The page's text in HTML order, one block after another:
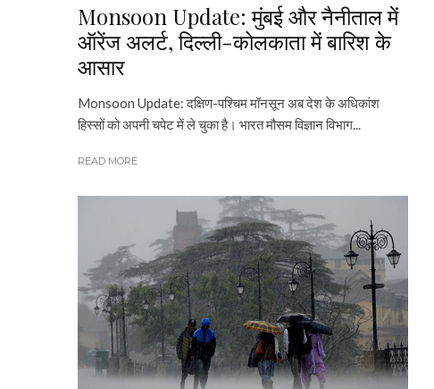
Monsoon Update: मुंबई और नैनीताल में
ऑरेंज अलर्ट, दिल्ली-कोलकाता में बारिश के
आसार
Monsoon Update: दक्षिण-पश्चिम मॉनसून अब देश के अधिकांश
हिस्सों को अपनी चपेट में ले चुका है। भारत मौसम विज्ञान विभाग...
READ MORE